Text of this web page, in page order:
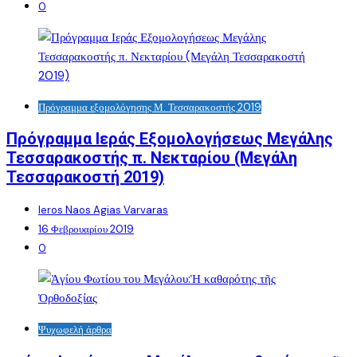
0
Πρόγραμμα εξομολόγησης Μ. Τεσσαρακοστής 2019
Πρόγραμμα Ιεράς Εξομολογήσεως Μεγάλης
Τεσσαρακοστής π. Νεκταρίου (Μεγάλη
Τεσσαρακοστή 2019)
Ieros Naos Agias Varvaras
16 Φεβρουαρίου 2019
0
Ψυχωφελή άρθρα